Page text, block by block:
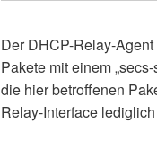
Der DHCP-Relay-
Pakete mit einem
die hier betroffenen
Relay-Interface